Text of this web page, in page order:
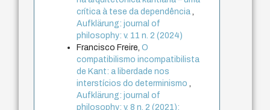
crítica à tese da dependência
Aufklärung: journal of
philosophy: v. 11 n. 2 (2024)
Francisco Freire,O
compatibilismo incompatibilista
de Kant: a liberdade nos
interstícios do determinismo
Aufklärung: journal of
philosophy: v. 8 n. 2 (2021):